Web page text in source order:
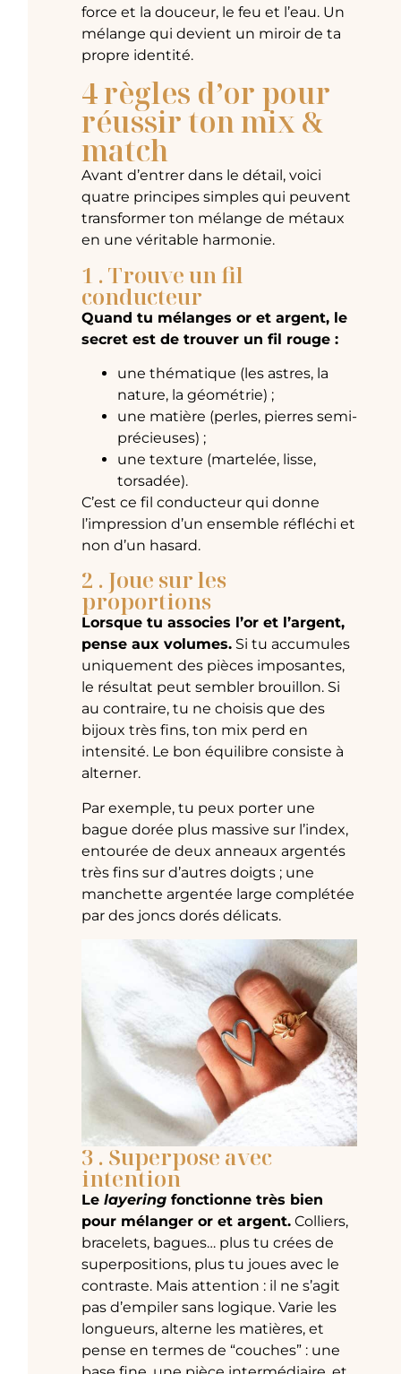
force et la douceur, le feu et l’eau. Un
mélange qui devient un miroir de ta
propre identité.
4 règles d’or pour
réussir ton mix &
match
Avant d’entrer dans le détail, voici
quatre principes simples qui peuvent
transformer ton mélange de métaux
en une véritable harmonie.
1 . Trouve un fil
conducteur
Quand tu mélanges or et argent, le
secret est de trouver un fil rouge :
une thématique (les astres, la
nature, la géométrie) ;
une matière (perles, pierres semi-
précieuses) ;
une texture (martelée, lisse,
torsadée).
C’est ce fil conducteur qui donne
l’impression d’un ensemble réfléchi et
non d’un hasard.
2 . Joue sur les
proportions
Lorsque tu associes l’or et l’argent,
pense aux volumes. Si tu accumules
uniquement des pièces imposantes,
le résultat peut sembler brouillon. Si
au contraire, tu ne choisis que des
bijoux très fins, ton mix perd en
intensité. Le bon équilibre consiste à
alterner.
Par exemple, tu peux porter une
bague dorée plus massive sur l’index,
entourée de deux anneaux argentés
très fins sur d’autres doigts ; une
manchette argentée large complétée
par des joncs dorés délicats.
3 . Superpose avec
intention
Lelayering fonctionne très bien
pour mélanger or et argent. Colliers,
bracelets, bagues… plus tu crées de
superpositions, plus tu joues avec le
contraste. Mais attention : il ne s’agit
pas d’empiler sans logique. Varie les
longueurs, alterne les matières, et
pense en termes de “couches” : une